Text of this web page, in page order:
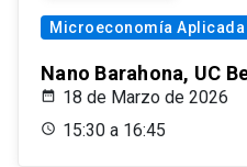
Microeconomía Aplicada
Nano Barahona, UC
18 de Marzo de 2026
15:30 a 16:45